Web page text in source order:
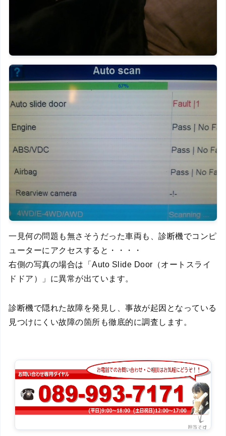
一見何の問題も無さそうだった車両も、診断機でコンピ
ューターにアクセスすると・・・・
右側の写真の場合は「Auto Slide Door（オートスライ
ドドア）」に異常が出ています。
診断機で隠れた故障を発見し、事故が起因となっている
見つけにくい故障の箇所も徹底的に調査します。